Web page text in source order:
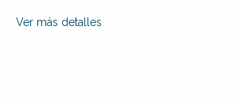
Ver más detalles